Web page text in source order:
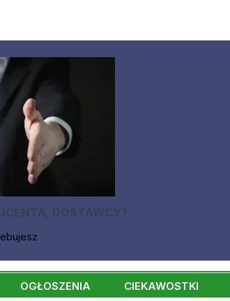
DOSTAWCY?
OGŁOSZENIA CIEKAWOSTKI